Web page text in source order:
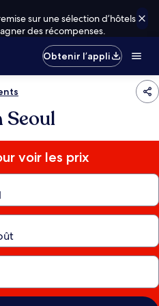
sur une sélection d’hôtels
des récompenses.
Obtenir l’appli
Seoul
voir les prix